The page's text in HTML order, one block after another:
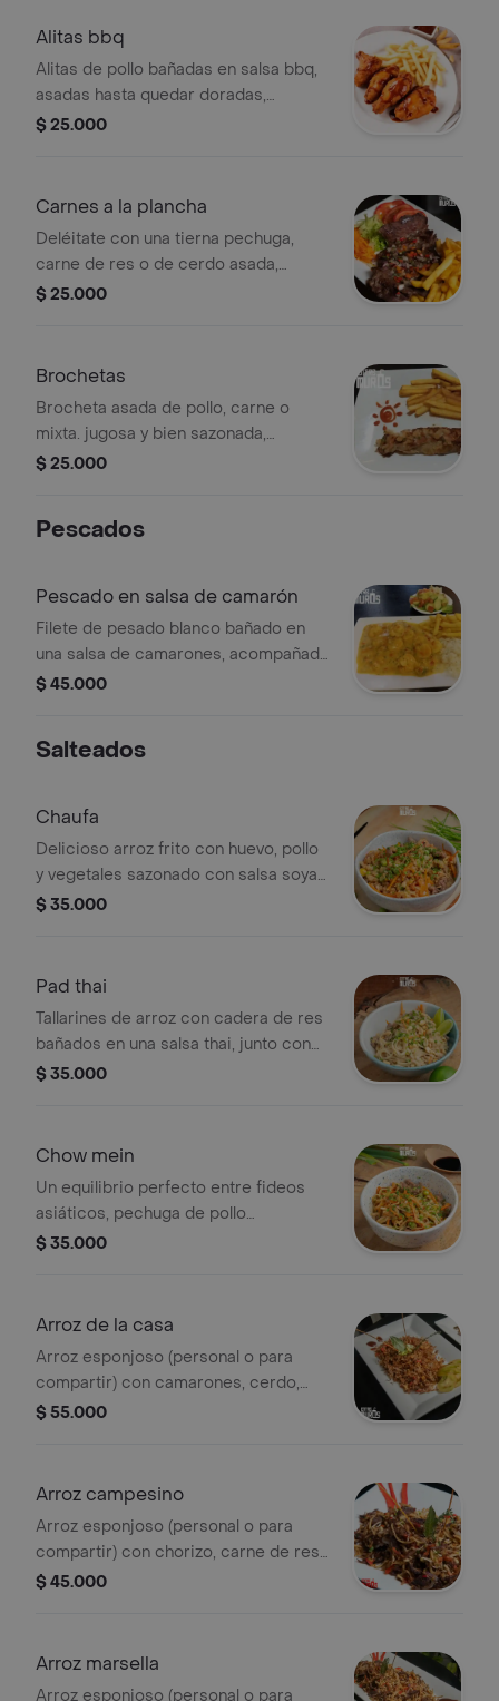
Alitas bbq
Alitas de pollo bañadas en salsa bbq,
asadas hasta quedar doradas,
acompañadas de papa francesa o
$ 25.000
Carnes a la plancha
Deléitate con una tierna pechuga,
carne de res o de cerdo asada,
acompañada de papas francesas o
$ 25.000
Brochetas
Brocheta asada de pollo, carne o
mixta. jugosa y bien sazonada,
acompañada de papas francesas o
$ 25.000
Pescados
Pescado en salsa de camarón
Filete de pesado blanco bañado en
una salsa de camarones, acompañado
de arroz, ensalada y patacón
$ 45.000
Salteados
Chaufa
Delicioso arroz frito con huevo, pollo
y vegetales sazonado con salsa soya y
aceite de ajonjolí, que combinan
$ 35.000
Pad thai
Tallarines de arroz con cadera de res
bañados en una salsa thai, junto con
un toque de chile, limón y huevo,
fresco
$ 35.000
Chow mein
Un equilibrio perfecto entre fideos
asiáticos, pechuga de pollo
desmechada y vegetales crujiente
$ 35.000
Arroz de la casa
Arroz esponjoso (personal o para
compartir) con camarones, cerdo,
chicharrón y pollo, mezclado con
francesa
$ 55.000
Arroz campesino
Arroz esponjoso (personal o para
compartir) con chorizo, carne de res,
pollo, tocineta crujiente, verduras
acompañado de papas a la francesa
$ 45.000
Arroz marsella
Arroz esponjoso (personal o para